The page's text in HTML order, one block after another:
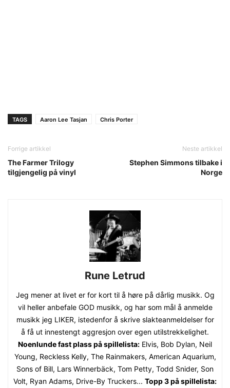
TAGS Aaron Lee Tasjan Chris Porter
Forrige artikkel
The Farmer Trilogy
tilgjengelig på vinyl
Neste artikkel
Stephen Simmons tilbake i
Norge
Rune Letrud
Jeg mener at livet er for kort til å høre på dårlig musikk. Og
vil heller anbefale GOD musikk, og har som mål å anmelde
musikk jeg LIKER, istedenfor å skrive slakteanmeldelser for
å få ut innestengt aggresjon over egen utilstrekkelighet.
Noenlunde fast plass på spillelista: Elvis, Bob Dylan, Neil
Young, Reckless Kelly, The Rainmakers, American Aquarium,
Sons of Bill, Lars Winnerbäck, Tom Petty, Todd Snider, Son
Volt, Ryan Adams, Drive-By Truckers... Topp 3 på spillelista: